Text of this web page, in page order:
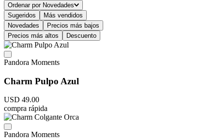
Ordenar por Novedades
Sugeridos
Más vendidos
Novedades
Precios más bajos
Precios más altos
Descuento
Pandora Moments
Charm Pulpo Azul
USD 49.00
compra rápida
Pandora Moments